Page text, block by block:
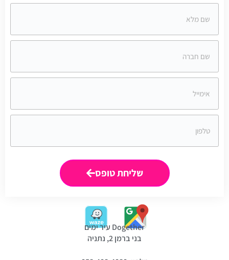
שליחת טופס
Dogether עיר ימים
בני ברמן 2, נתניה